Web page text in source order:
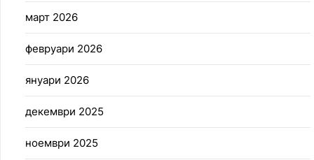
март 2026
февруари 2026
януари 2026
декември 2025
ноември 2025